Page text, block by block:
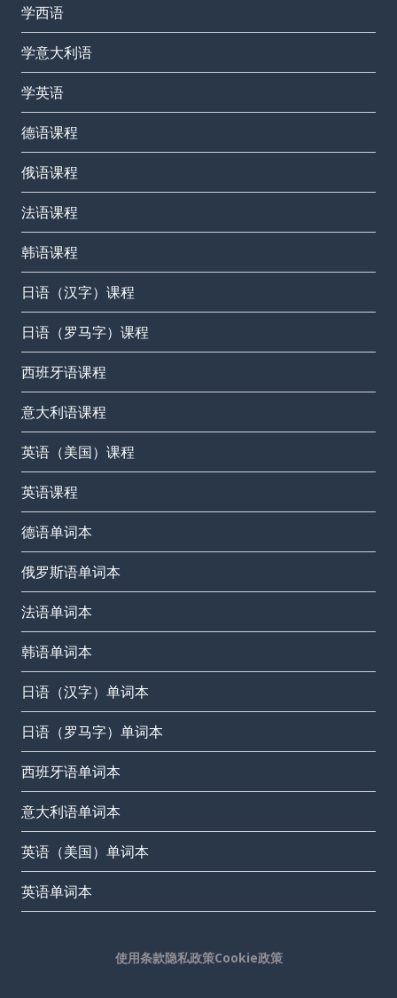
学西语
学意大利语
学英语
德语课程
俄语课程
法语课程
韩语课程
日语（汉字）课程
日语（罗马字）课程
西班牙语课程
意大利语课程
英语（美国）课程
英语课程
德语单词本
俄罗斯语单词本
法语单词本
韩语单词本
日语（汉字）单词本
日语（罗马字）单词本
西班牙语单词本
意大利语单词本
英语（美国）单词本
英语单词本
使用条款隐私政策Cookie政策